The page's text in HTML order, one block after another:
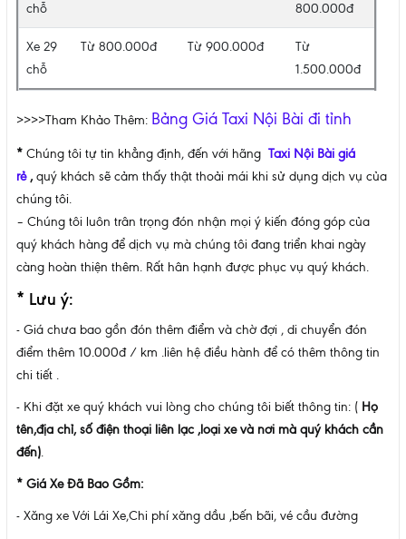
chỗ
800.000đ
Xe 29
chỗ
Từ 800.000đ Từ 900.000đ
Từ
1.500.000đ
>>>>Tham Khảo Thêm: Bảng Giá Taxi Nội Bài đi tỉnh
* Chúng tôi tự tin khẳng định, đến với hãng Taxi Nội Bài giá
rẻ,quý khách sẽ cảm thấy thật thoải mái khi sử dụng dịch vụ của
chúng tôi.
– Chúng tôi luôn trân trọng đón nhận mọi ý kiến đóng góp của
quý khách hàng để dịch vụ mà chúng tôi đang triển khai ngày
càng hoàn thiện thêm. Rất hân hạnh được phục vụ quý khách.
* Lưu ý:
- Giá chưa bao gồn đón thêm điểm và chờ đợi , di chuyển đón
điểm thêm 10.000đ / km .liên hệ điều hành để có thêm thông tin
chi tiết .
- Khi đặt xe quý khách vui lòng cho chúng tôi biết thông tin: ( Họ
tên,địa chỉ, số điện thoại liên lạc ,loại xe và nơi mà quý khách cần
đến).
* Giá Xe Đã Bao Gồm:
- Xăng xe Với Lái Xe,Chi phí xăng dầu ,bến bãi, vé cầu đường